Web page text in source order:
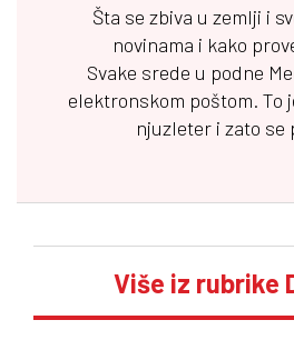
Šta se zbiva u zemlji i
novinama i kako
Svake srede u podne
elektronskom poštom. To
njuzleter i zato se
Više iz rubrike